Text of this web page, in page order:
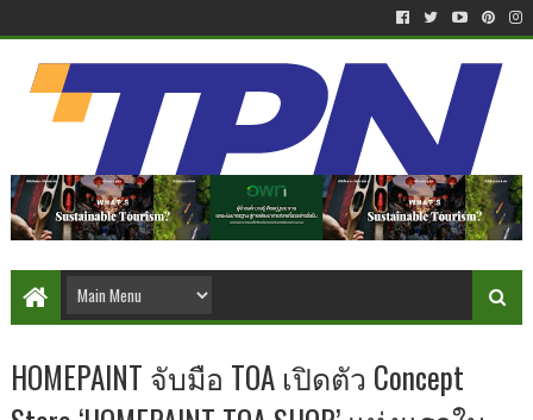
HOMEPAINT จับมือ TOA เปิดตัว Concept